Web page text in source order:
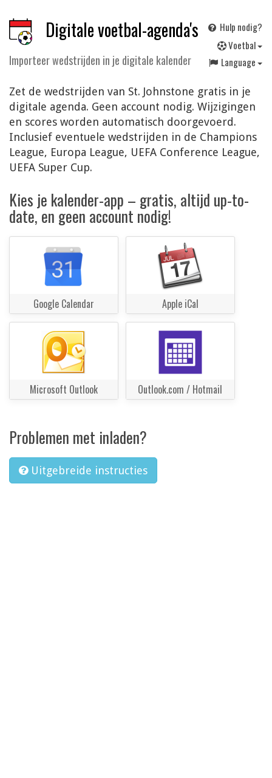
Digitale voetbal-agenda's
Importeer wedstrijden in je digitale kalender
Hulp nodig?
Voetbal
Language
Zet de wedstrijden van St. Johnstone gratis in je
digitale agenda. Geen account nodig. Wijzigingen
en scores worden automatisch doorgevoerd.
Inclusief eventuele wedstrijden in de Champions
League, Europa League, UEFA Conference League,
UEFA Super Cup.
Kies je kalender-app – gratis, altijd up-to-
date, en geen account nodig!
Google Calendar Apple iCal
Microsoft Outlook Outlook.com / Hotmail
Problemen met inladen?
Uitgebreide instructies